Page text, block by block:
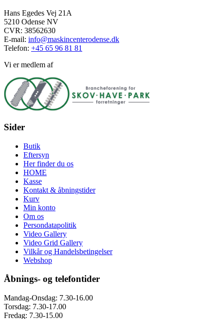
Hans Egedes Vej 21A
5210 Odense NV
CVR: 38562630
E-mail: info@maskincenterodense.dk
Telefon: +45 65 96 81 81
Vi er medlem af
Sider
Butik
Eftersyn
Her finder du os
HOME
Kasse
Kontakt & åbningstider
Kurv
Min konto
Om os
Persondatapolitik
Video Gallery
Video Grid Gallery
Vilkår og Handelsbetingelser
Webshop
Åbnings- og telefontider
Mandag-Onsdag: 7.30-16.00
Torsdag: 7.30-17.00
Fredag: 7.30-15.00